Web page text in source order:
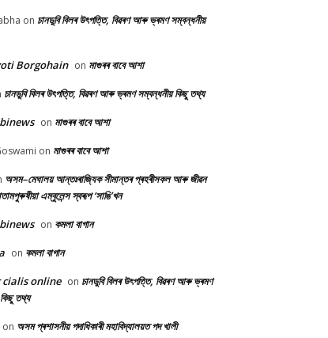
on চানডুবি বিলৰ উৎপত্তি, বিৱৰণ আৰু ভ্ৰমণ সম্বন্ধনীয়
Borgohain on মাগুৰৰ বাবে আশা
চানডুবি বিলৰ উৎপত্তি, বিৱৰণ আৰু ভ্ৰমণ সম্বন্ধনীয় কিছু তথ্য
on মাগুৰৰ বাবে আশা
on মাগুৰৰ বাবে আশা
অসম–মেঘালয় আন্তঃৰাজ্যিক সীমান্তৰ প্ৰহৰীসকল আৰু জীৱন
এম্বুলেন্স স্বৰূপ ‘সাঙি’খন
on কমলা বাগান
on কমলা বাগান
cialis online on চানডুবি বিলৰ উৎপত্তি, বিৱৰণ আৰু ভ্ৰমণ
তথ্য
on অসম প্ৰশাসনীয় পদাধিকাৰী মহাবিদ্যালয়ত পদ খালী